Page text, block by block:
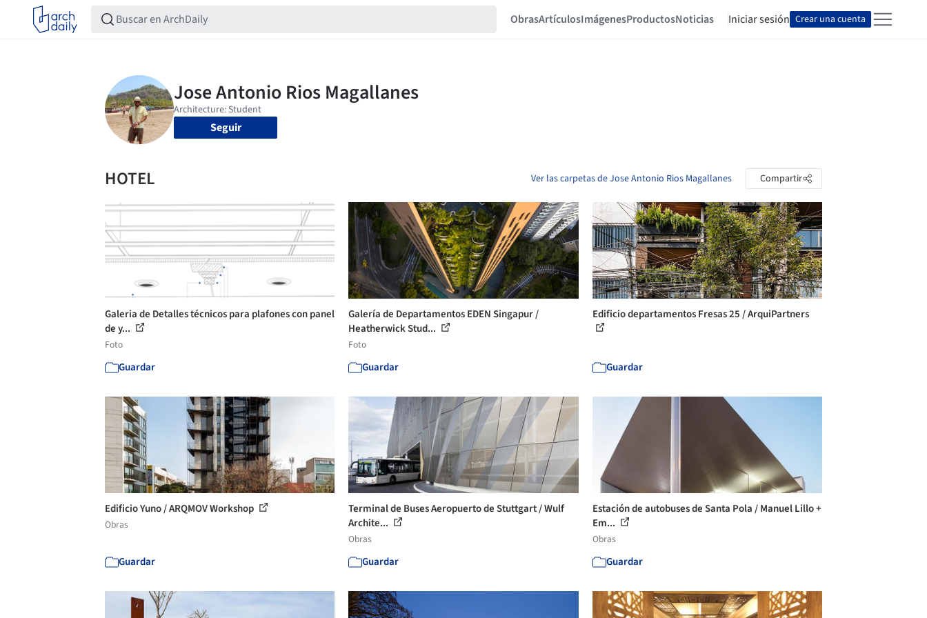
ObrasArtículosImágenesProductosNoticias Iniciar sesión Crear una cuenta
Seguir
HOTEL Ver las carpetas de Jose Antonio Rios Magallanes Compartir
Galeria de Detalles técnicos para plafones con panel
de y...
Foto
Guardar
Galería de Departamentos EDEN Singapur /
Heatherwick Stud...
Foto
Guardar
Edificio departamentos Fresas 25 / ArquiPartners
Guardar
Edificio Yuno / ARQMOV Workshop
Obras
Guardar
Terminal de Buses Aeropuerto de Stuttgart / Wulf
Archite...
Obras
Guardar
Estación de autobuses de Santa Pola / Manuel Lillo +
Em...
Obras
Guardar